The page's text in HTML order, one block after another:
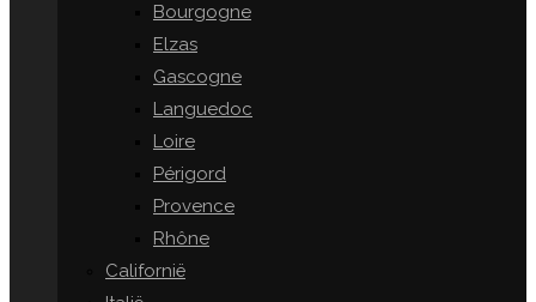
Bourgogne
Elzas
Gascogne
Languedoc
Loire
Périgord
Provence
Rhône
Californië